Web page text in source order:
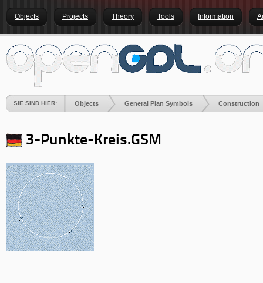
Objects Projects Theory Tools Information
SIE SIND HIER: Objects General Plan Symbols Construction
3-Punkte-Kreis.GSM